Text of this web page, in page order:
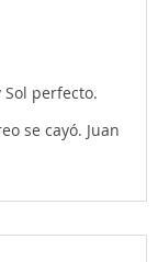
perfecto.
se cayó. Juan